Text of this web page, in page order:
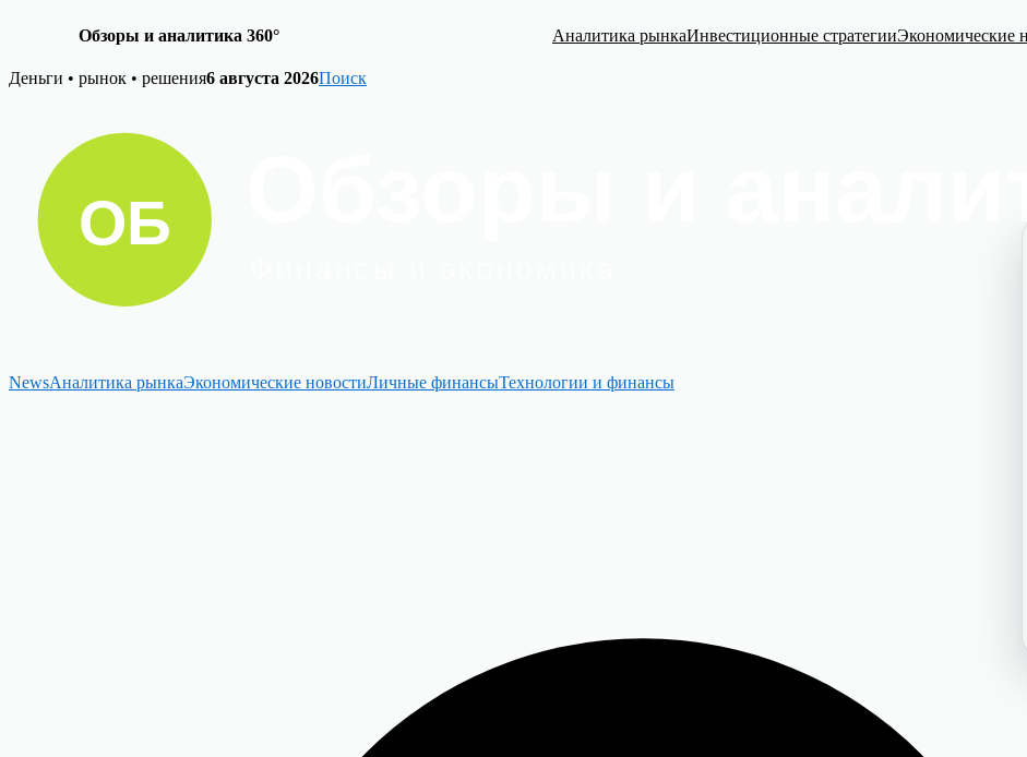
Обзоры и аналитика 360° Аналитика рынкаИнвестиционные стратегииЭкономические
Skip
Деньги • рынок • решения6 августа 2026Поиск
NewsАналитика рынкаЭкономические новостиЛичные финансыТехнологии и финансы